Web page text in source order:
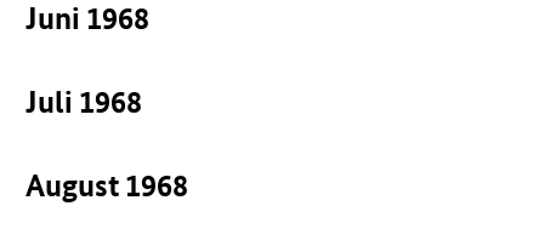
Juni 1968
Juli 1968
August 1968